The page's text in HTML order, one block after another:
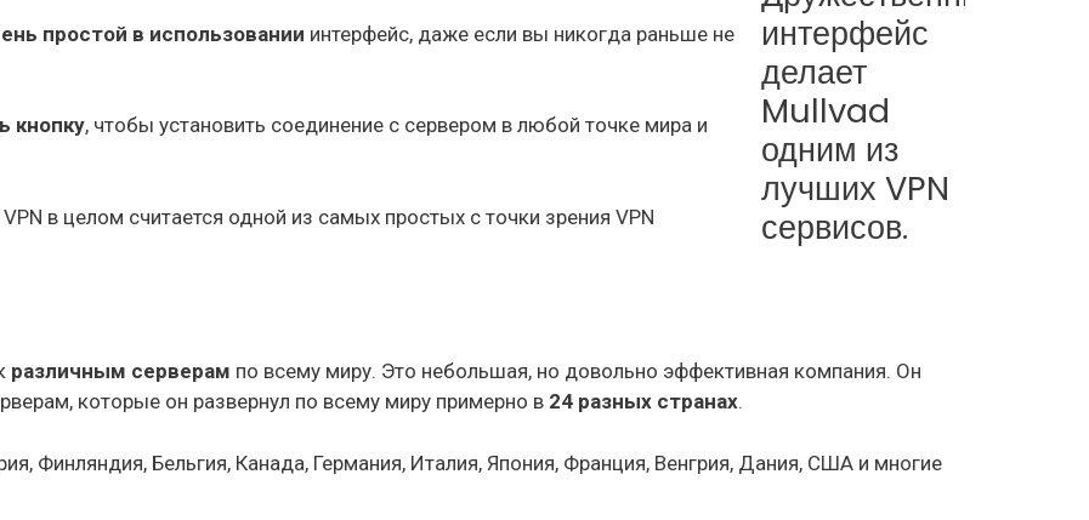
простой в использовании интерфейс, даже если вы никогда раньше не
кнопку, чтобы установить соединение с сервером в любой точке мира и
в целом считается одной из самых простых с точки зрения VPN
различным серверам по всему миру. Это небольшая, но довольно эффективная компания. Он
которые он развернул по всему миру примерно в 24 разных странах.
Финляндия, Бельгия, Канада, Германия, Италия, Япония, Франция, Венгрия, Дания, США и многие